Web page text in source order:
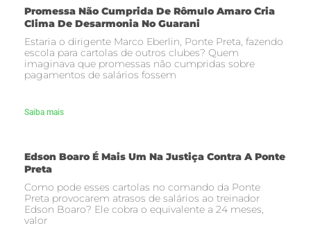
Promessa Não Cumprida De Rômulo Amaro Cria
Clima De Desarmonia No Guarani
Estaria o dirigente Marco Eberlin, Ponte Preta, fazendo
escola para cartolas de outros clubes? Quem
imaginava que promessas não cumpridas sobre
pagamentos de salários fossem
Saiba mais
Edson Boaro É Mais Um Na Justiça Contra A Ponte
Preta
Como pode esses cartolas no comando da Ponte
Preta provocarem atrasos de salários ao treinador
Edson Boaro? Ele cobra o equivalente a 24 meses,
valor